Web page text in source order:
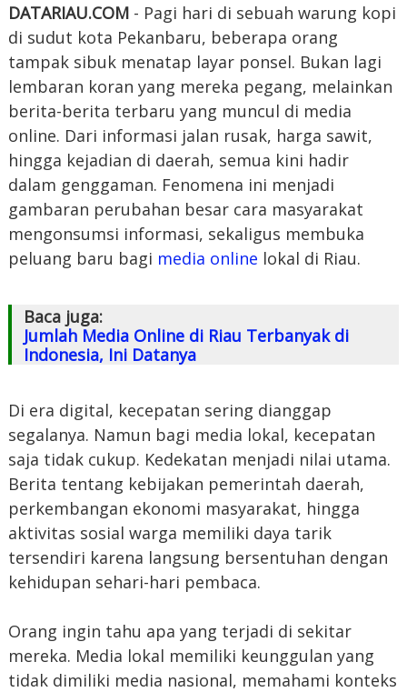
DATARIAU.COM - Pagi hari di sebuah warung kopi
di sudut kota Pekanbaru, beberapa orang
tampak sibuk menatap layar ponsel. Bukan lagi
lembaran koran yang mereka pegang, melainkan
berita-berita terbaru yang muncul di media
online. Dari informasi jalan rusak, harga sawit,
hingga kejadian di daerah, semua kini hadir
dalam genggaman. Fenomena ini menjadi
gambaran perubahan besar cara masyarakat
mengonsumsi informasi, sekaligus membuka
peluang baru bagi media online lokal di Riau.
Baca juga:
Jumlah Media Online di Riau Terbanyak di
Indonesia, Ini Datanya
Di era digital, kecepatan sering dianggap
segalanya. Namun bagi media lokal, kecepatan
saja tidak cukup. Kedekatan menjadi nilai utama.
Berita tentang kebijakan pemerintah daerah,
perkembangan ekonomi masyarakat, hingga
aktivitas sosial warga memiliki daya tarik
tersendiri karena langsung bersentuhan dengan
kehidupan sehari-hari pembaca.
Orang ingin tahu apa yang terjadi di sekitar
mereka. Media lokal memiliki keunggulan yang
tidak dimiliki media nasional, memahami konteks